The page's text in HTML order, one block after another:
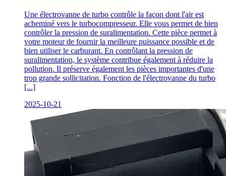
Une électrovanne de turbo contrôle la façon dont l'air est
acheminé vers le turbocompresseur. Elle vous permet de bien
contrôler la pression de suralimentation. Cette pièce permet à
votre moteur de fournir la meilleure puissance possible et de
bien utiliser le carburant. En contrôlant la pression de
suralimentation, le système contribue également à réduire la
pollution. Il préserve également les pièces importantes d'une
trop grande sollicitation. Fonction de l'électrovanne du turbo
[...]
2025-10-21